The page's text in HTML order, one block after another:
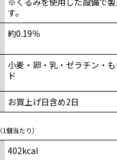
す。
約0.19％
小麦・卵・乳・ゼラチン・
ド
お買上げ日含め2日
（1個当たり）
402kcal